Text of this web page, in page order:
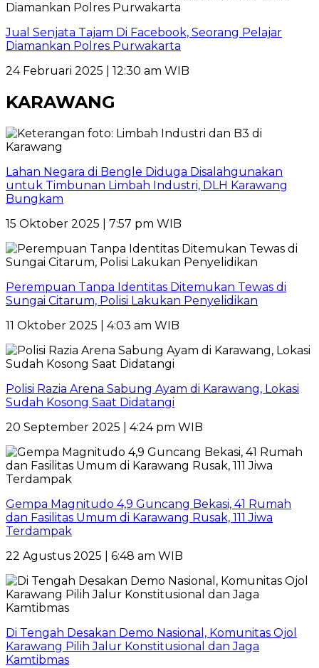
Jual Senjata Tajam Di Facebook, Seorang Pelajar
Diamankan Polres Purwakarta
24 Februari 2025 | 12:30 am WIB
KARAWANG
Lahan Negara di Bengle Diduga Disalahgunakan
untuk Timbunan Limbah Industri, DLH Karawang
Bungkam
15 Oktober 2025 | 7:57 pm WIB
Perempuan Tanpa Identitas Ditemukan Tewas di
Sungai Citarum, Polisi Lakukan Penyelidikan
11 Oktober 2025 | 4:03 am WIB
Polisi Razia Arena Sabung Ayam di Karawang, Lokasi
Sudah Kosong Saat Didatangi
20 September 2025 | 4:24 pm WIB
Gempa Magnitudo 4,9 Guncang Bekasi, 41 Rumah
dan Fasilitas Umum di Karawang Rusak, 111 Jiwa
Terdampak
22 Agustus 2025 | 6:48 am WIB
Di Tengah Desakan Demo Nasional, Komunitas Ojol
Karawang Pilih Jalur Konstitusional dan Jaga
Kamtibmas